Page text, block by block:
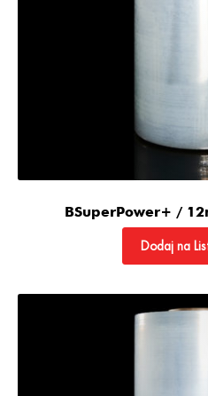
BSuperPower+ /
Dodaj na